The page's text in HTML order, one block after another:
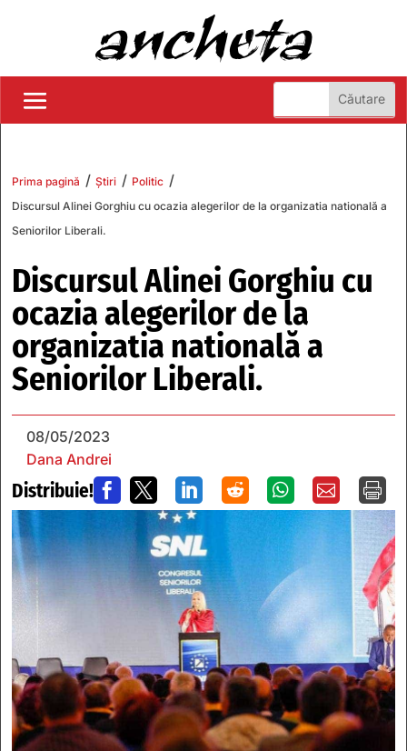
Prima pagină / Știri / Politic /
Discursul Alinei Gorghiu cu ocazia alegerilor de la organizatia natională a
Seniorilor Liberali.
Discursul Alinei Gorghiu cu
ocazia alegerilor de la
organizatia natională a
Seniorilor Liberali.
08/05/2023
Dana Andrei
Distribuie!       